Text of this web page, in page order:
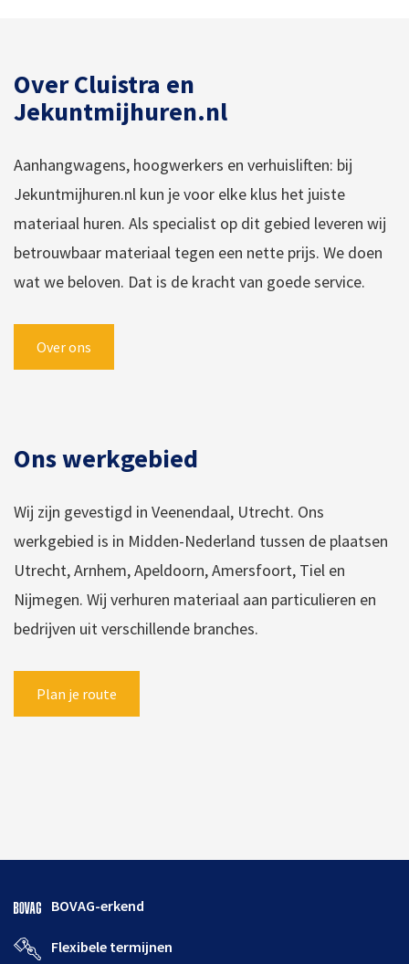
Over Cluistra en
Jekuntmijhuren.nl
Aanhangwagens, hoogwerkers en verhuisliften: bij
Jekuntmijhuren.nl kun je voor elke klus het juiste
materiaal huren. Als specialist op dit gebied leveren wij
betrouwbaar materiaal tegen een nette prijs. We doen
wat we beloven. Dat is de kracht van goede service.
Over ons
Ons werkgebied
Wij zijn gevestigd in Veenendaal, Utrecht. Ons
werkgebied is in Midden-Nederland tussen de plaatsen
Utrecht, Arnhem, Apeldoorn, Amersfoort, Tiel en
Nijmegen. Wij verhuren materiaal aan particulieren en
bedrijven uit verschillende branches.
Plan je route
BOVAG-erkend
Flexibele termijnen